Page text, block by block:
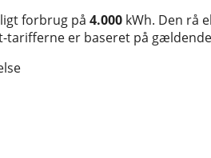
forbrug på 4.000 kWh. Den rå
tarifferne er baseret på